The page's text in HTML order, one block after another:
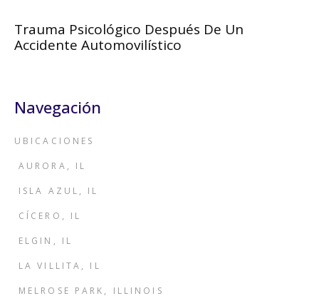
Trauma Psicológico Después De Un
Accidente Automovilístico
Navegación
UBICACIONES
AURORA, IL
ISLA AZUL, IL
CÍCERO, IL
ELGIN, IL
LA VILLITA, IL
MELROSE PARK, ILLINOIS